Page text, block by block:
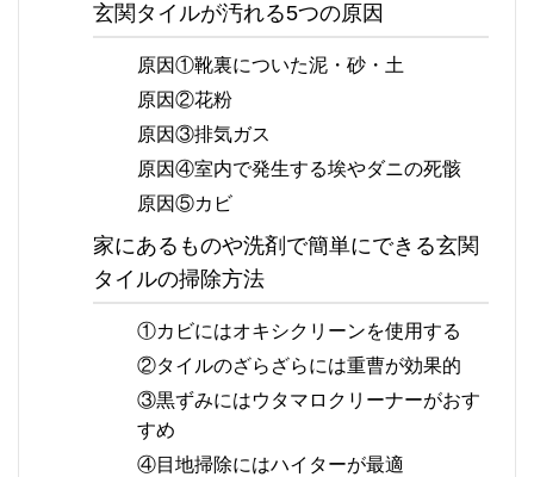
玄関タイルが汚れる5つの原因
原因①靴裏についた泥・砂・土
原因②花粉
原因③排気ガス
原因④室内で発生する埃やダニの死骸
原因⑤カビ
家にあるものや洗剤で簡単にできる玄関
タイルの掃除方法
①カビにはオキシクリーンを使用する
②タイルのざらざらには重曹が効果的
③黒ずみにはウタマロクリーナーがおす
すめ
④目地掃除にはハイターが最適